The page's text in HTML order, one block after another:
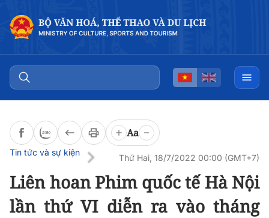
Aa
Tin tức và sự kiện
Thứ Hai, 18/7/2022 00:00 (GMT+7)
Liên hoan Phim quốc tế Hà Nội
lần thứ VI diễn ra vào tháng
Đọc bài